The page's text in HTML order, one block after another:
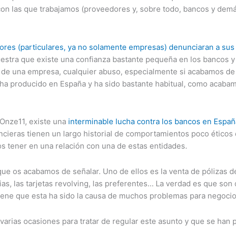
las que trabajamos (proveedores y, sobre todo, bancos y
(particulares, ya no solamente empresas) denunciaran a
que existe una confianza bastante pequeña en los bancos
una empresa, cualquier abuso, especialmente si acabamos
producido en España y ha sido bastante habitual, como
existe una interminable lucha contra los bancos en
tienen un largo historial de comportamientos poco
tener en una relación con una de estas entidades.
os acabamos de señalar. Uno de ellos es la venta de pólizas
las tarjetas revolving, las preferentes… La verdad es que
que esta ha sido la causa de muchos problemas para
ocasiones para tratar de regular este asunto y que se